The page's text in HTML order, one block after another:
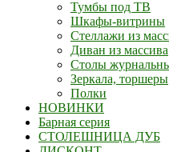
Тумбы под ТВ
Шкафы-витрины
Стеллажи из
Диван из массива
Столы
Зеркала, торшеры
Полки
НОВИНКИ
Барная серия
СТОЛЕШНИЦА ДУБ